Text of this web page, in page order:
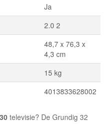
Ja
2.0 2
48,7 x 76,3 x
4,3 cm
15 kg
4013833628002
televisie? De Grundig 32